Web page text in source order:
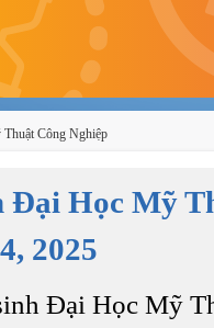
Công Nghiệp
Đại Học Mỹ
2025
Đại Học Mỹ